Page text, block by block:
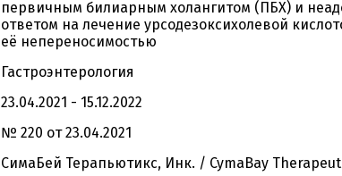
первичным билиарным холангитом (ПБХ) и
ответом на лечение урсодезоксихолевой
её непереносимостью
Гастроэнтерология
23.04.2021 - 15.12.2022
№ 220 от 23.04.2021
СимаБей Терапьютикс, Инк. / CymaBay